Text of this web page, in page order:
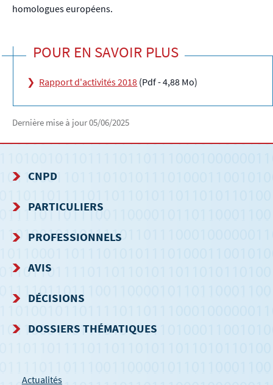
homologues européens.
POUR EN SAVOIR PLUS
Rapport d'activités 2018 (Pdf - 4,88 Mo)
Dernière mise à jour05/06/2025
MENU
DE
NAVIGATION
CNPD
PARTICULIERS
PROFESSIONNELS
AVIS
DÉCISIONS
DOSSIERS THÉMATIQUES
Actualités